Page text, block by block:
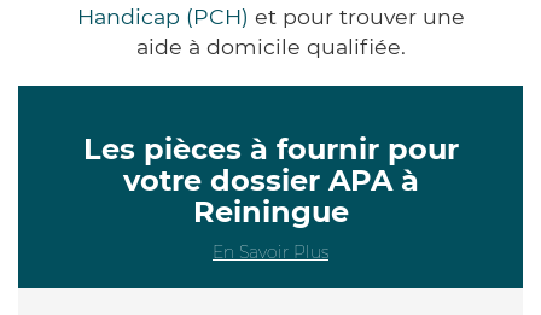
Handicap (PCH) et pour trouver une
aide à domicile qualifiée.
Les pièces à fournir pour
votre dossier APA à
Reiningue
En Savoir Plus